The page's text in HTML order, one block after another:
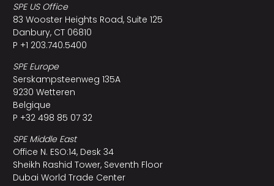
SPE US Office
83 Wooster Heights Road, Suite 125
Danbury, CT 06810
P +1 203.740.5400
SPE Europe
Serskampsteenweg 135A
9230 Wetteren
Belgique
P +32 498 85 07 32
SPE Middle East
Office N. ESO:14, Desk 34
Sheikh Rashid Tower, Seventh Floor
Dubai World Trade Center